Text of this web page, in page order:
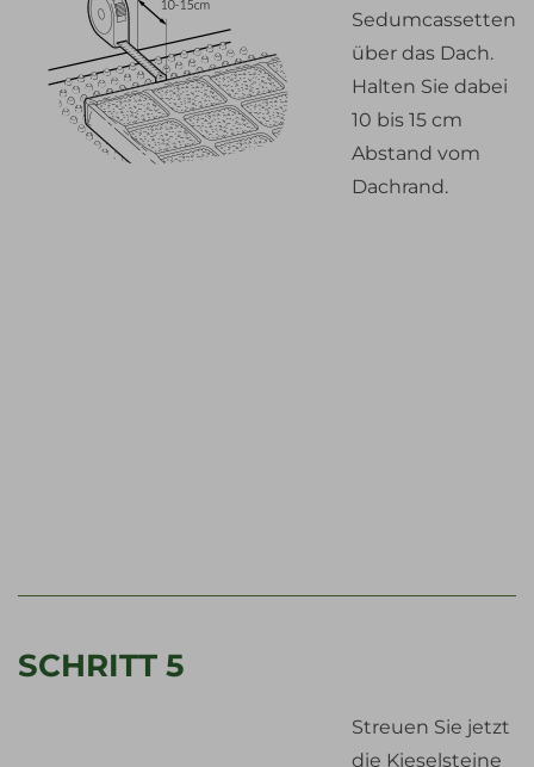
Sedumcassetten
über das Dach.
Halten Sie dabei
10 bis 15 cm
Abstand vom
Dachrand.
SCHRITT 5
Streuen Sie jetzt
die Kieselsteine